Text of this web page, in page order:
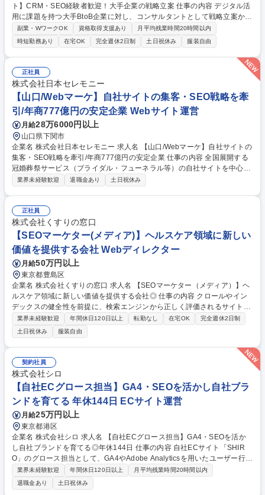
ト】CRM・SEO経験者歓迎！大手企業の戦略立案 仕事の内容 デジタル活
用に課題を持つ大手BtoB企業に対し、コンサルタントとして戦略立案から
施策実行までを一貫して担当。Webサイト・広告・MA等を組み合わせた
包括的なソリューションを提案します。経験が浅い方でもマーケ 経験ある
方であれば早期活躍いただける環境です。 【詳細】■デジマ戦略の企画・
提案 ■KPI設計と体制構築 ■SEO・広告・MA等の施策実行 ■データ分析と
改善提案 ■プロジェクト管理 【仕事の魅力】大手製造業などBtoB企業の直
請け案件が多数。上流の戦略フェーズから深く入り込み、単なる部分的な
施策提案ではなく、ビジネス成果に直結する本質的な課題解決に挑める環
境です。 募集職種 フルリモート可【コンサルタント】CRM・SEO経験者
歓迎！大手企業の戦略立案
副業・WワークOK 資格取得支援あり
月平均残業時間20時間以内
時短勤務あり
在宅OK 完全週休2日制 土日祝休み 服装自由
正社員
株式会社日本セレモニー
【山口/Webマーケ】自社サイトの集客・SEO戦略を牽
引/年商777億円の安定企業 Webサイト運営
月給28万6000円以上
山口県下関市
企業名 株式会社日本セレモニー 求人名 【山口/Webマーケ】自社サイトの
集客・SEO戦略を牽引/年商777億円の安定企業 仕事の内容 全国展開する
冠婚葬祭サービス（ブライダル・フューネラル等）の自社サイトを中心と
したWebマーケティング業務全般をお任します。SEO対策やWeb戦略の立
最適化 ・Web広告の運用管理、効果測定、改善施策実施 ・データに基づ
く集客力向上施策の企画 等 募集職種 【山口/Webマーケ】自社サイトの集
客・SEO戦略を牽引/年商777億円の安定企業
業界未経験歓迎 退職金あり 土日祝休み
正社員
株式会社くすりの窓口
【SEOマーケター(メディア)】ヘルスケア領域に新しい
価値を提供する会社 Webディレクター
月給50万円以上
東京都豊島区
企業名 株式会社くすりの窓口 求人名 【SEOマーケター（メディア）】ヘ
ルスケア領域に新しい価値を提供する会社◎ 仕事の内容 クロールやイン
デックスの健全性を前提に、検索エンジンから正しく評価されるサイト構
造を設計し、ターゲットとなる検索クエリに対して「どのページで・どう
応えるか」を定義することがミッションです。単なる順位 改善ではなく、
検索結果での可視性向上から、流入後の行動・コンバージョンまでを見据
えた再現性のあるSEO設計・改善をお任せします。記事制作や部分的なテ
クニカル対応に留まらず、クロール・インデックスの前提設計から、ター
ゲットクエリに対するページ構成設計までを一貫して担う役割です。SEO
の専門知識を活かしながら、事業成長に直結する施策を主体的に推進して
いただきます。 募集職種 【SEOマーケター（メディア）】ヘルスケア領
域に新しい価値を提供する会社◎
業界未経験歓迎 年間休日120日以上 転勤なし 在宅OK
完全週休2日制
土日祝休み
服装自由
契約社員
株式会社シロ
【自社ECグロース担当】GA4・SEOを活かし自社ブラ
ンドを育てる 年休144日 ECサイト運営
月給25万円以上
東京都港区
企業名 株式会社シロ 求人名 【自社ECグロース担当】GA4・SEOを活か
し自社ブランドを育てる◎年休144日 仕事の内容 自社ECサイト「SHIR
O」のグロース担当として、GA4やAdobe Analyticsを用いたユーザー行動
分析、SEO施策、UI/UX改善などを通じて、サイト訪問から購入までの体
験価値向上を図ります。 ■GA4やKARTEを用いたユーザー行動データの分
析・課題抽出 ■SEOを考慮したサイト改善施策の立案、ABテスト設計、効
業界未経験歓迎 年間休日120日以上
月平均残業時間20時間以内
退職金あり
土日祝休み